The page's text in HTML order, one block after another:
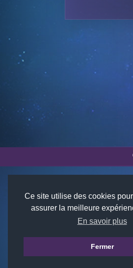
Ce site utilise des cookies
assurer la meilleure
En savoir plus
Fermer